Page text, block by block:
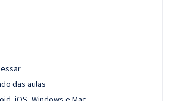
das aulas